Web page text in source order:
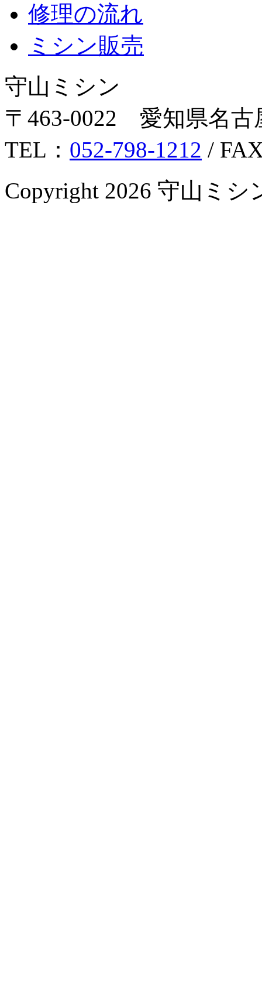
修理の流れ
ミシン販売
守山ミシン
〒463-0022 愛知県名古
TEL： 052-798-1212 /
Copyright 2026 守山ミシ